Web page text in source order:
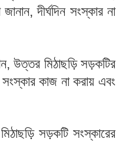
দীর্ঘদিন সংস্কার না
উত্তর মিঠাছড়ি সড়কটির
সংস্কার কাজ না করায় এবং
সড়কটি সংস্কারের